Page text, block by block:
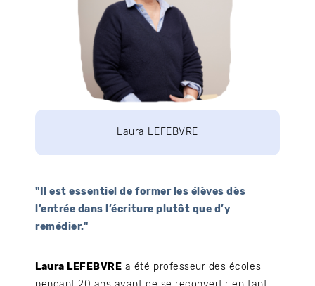
Laura LEFEBVRE
"Il est essentiel de former les élèves dès
l’entrée dans l’écriture plutôt que d’y
remédier."
Laura LEFEBVRE a été professeur des écoles